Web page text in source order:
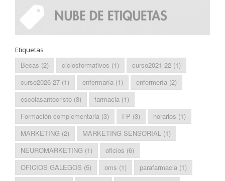
Etiquetas
Becas (2) ciclosformativos (1) curso2021-22 (1)
curso2026-27 (1) enfermaría (1) enfermería (2)
escolasantocristo (3) farmacia (1)
Formación complementaria (3) FP (3) horarios (1)
MARKETING (2) MARKETING SENSORIAL (1)
NEUROMARKETING (1) oficios (6)
OFICIOS GALEGOS (5) oms (1) parafarmacia (1)